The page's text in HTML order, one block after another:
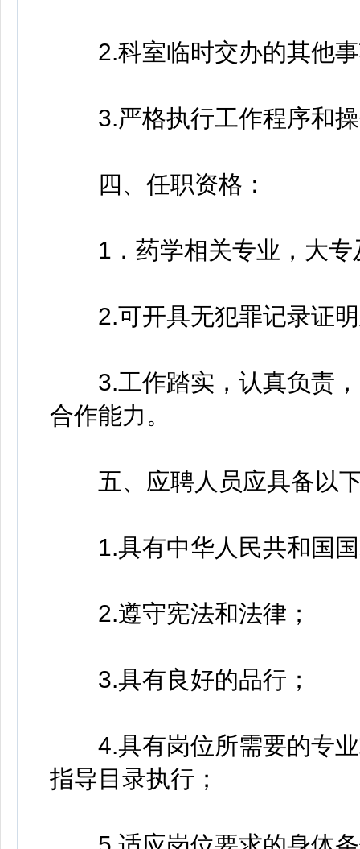
2.科室临时交办的其他事
3.严格执行工作程序和操
四、任职资格：
1．药学相关专业，大专
2.可开具无犯罪记录证明
3.工作踏实，认真负责，
合作能力。
五、应聘人员应具备以
1.具有中华人民共和国国
2.遵守宪法和法律；
3.具有良好的品行；
4.具有岗位所需要的专业
指导目录执行；